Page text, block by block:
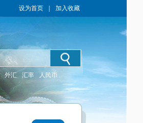
设为首页 加入收藏
外汇 汇率 人民币